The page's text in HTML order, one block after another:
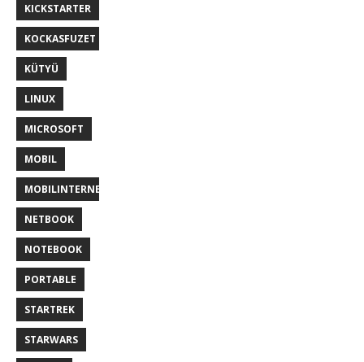
KICKSTARTER
KOCKASFUZET
KÜTYÜ
LINUX
MICROSOFT
MOBIL
MOBILINTERNET
NETBOOK
NOTEBOOK
PORTABLE
STARTREK
STARWARS